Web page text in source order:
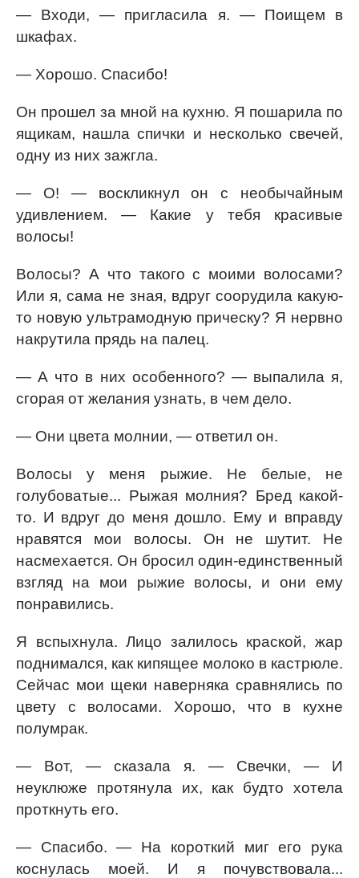
— Входи, — пригласила я. — Поищем в
шкафах.
— Хорошо. Спасибо!
Он прошел за мной на кухню. Я пошарила по
ящикам, нашла спички и несколько свечей,
одну из них зажгла.
— О! — воскликнул он с необычайным
удивлением. — Какие у тебя красивые
волосы!
Волосы? А что такого с моими волосами?
Или я, сама не зная, вдруг соорудила какую-
то новую ультрамодную прическу? Я нервно
накрутила прядь на палец.
— А что в них особенного? — выпалила я,
сгорая от желания узнать, в чем дело.
— Они цвета молнии, — ответил он.
Волосы у меня рыжие. Не белые, не
голубоватые... Рыжая молния? Бред какой-
то. И вдруг до меня дошло. Ему и вправду
нравятся мои волосы. Он не шутит. Не
насмехается. Он бросил один-единственный
взгляд на мои рыжие волосы, и они ему
понравились.
Я вспыхнула. Лицо залилось краской, жар
поднимался, как кипящее молоко в кастрюле.
Сейчас мои щеки наверняка сравнялись по
цвету с волосами. Хорошо, что в кухне
полумрак.
— Вот, — сказала я. — Свечки, — И
неуклюже протянула их, как будто хотела
проткнуть его.
— Спасибо. — На короткий миг его рука
коснулась моей. И я почувствовала...